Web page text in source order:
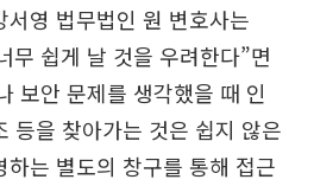
영 법무법인 원 변호사는
무 쉽게 날 것을 우려한다”면
보안 문제를 생각했을 때 인
등을 찾아가는 것은 쉽지 않은
는 별도의 창구를 통해 접근